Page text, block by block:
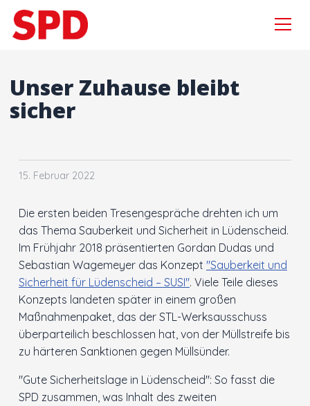
Menü
Gordan Dudas MdL
Wahlprogramm
Kooperationsvertrag
Innenstadt
Der Ortsverein
Unser Zuhause bleibt
sicher
15. Februar 2022
Die ersten beiden Tresengespräche drehten ich um
das Thema Sauberkeit und Sicherheit in Lüdenscheid.
Im Frühjahr 2018 präsentierten Gordan Dudas und
Sebastian Wagemeyer das Konzept "Sauberkeit und
Sicherheit für Lüdenscheid – SUSI". Viele Teile dieses
Konzepts landeten später in einem großen
Maßnahmenpaket, das der STL-Werksausschuss
überparteilich beschlossen hat, von der Müllstreife bis
zu härteren Sanktionen gegen Müllsünder.
"Gute Sicherheitslage in Lüdenscheid": So fasst die
SPD zusammen, was Inhalt des zweiten